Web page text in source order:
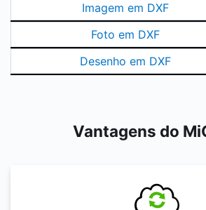
Imagem em DXF
Foto em DXF
Desenho em DXF
Vantagens do